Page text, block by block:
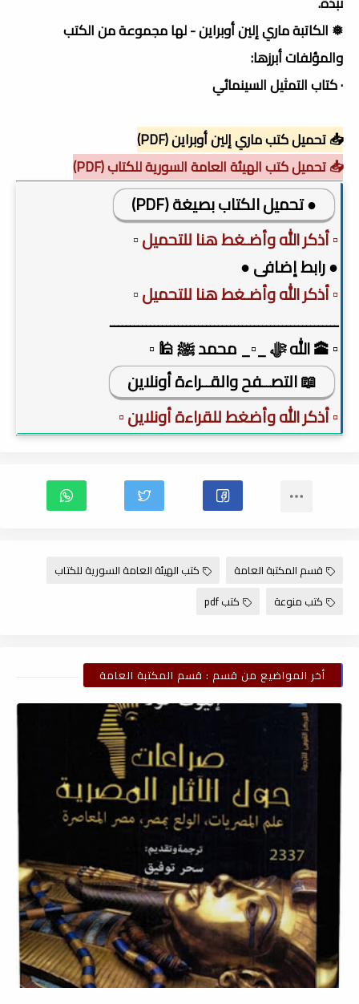
❅ الكاتبة ماري إلين أوبراين - لها مجموعة من الكتب
والمؤلفات أبرزها:
· كتاب التمثيل السينمائي
📥 تحميل كتب ماري إلين أوبراين (PDF)
📥 تحميل كتب الهيئة العامة السورية للكتاب (PDF)
● تحميل الكتاب بصيغة (PDF)
▫️ أذكر الله وأضـغط هنا للتحميل ▫️
● رابط إضافى ●
▫️ أذكر الله وأضـغط هنا للتحميل ▫️
ـــــــــــــــــــــــــــــــــــــــــــــــــــــــــ
▫️ 🕋 الله ﷻ _▫️_ محمد ﷺ 🕌 ▫️
📖 التصــفح والقــراءة أونلاين
▫️ أذكر الله وأضغط للقراءة أونلاين ▫️
قسم المكتبة العامة
كتب الهيئة العامة السورية للكتاب
كتب منوعة
كتب pdf
أخر المواضيع من قسم : قسم المكتبة العامة